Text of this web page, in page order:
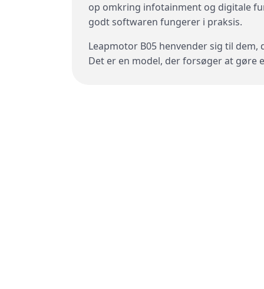
op omkring infotainment og digitale
godt softwaren fungerer i praksis.
Leapmotor B05 henvender sig til
Det er en model, der forsøger at gøre